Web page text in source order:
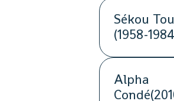
Sékou
(1958-
Alpha